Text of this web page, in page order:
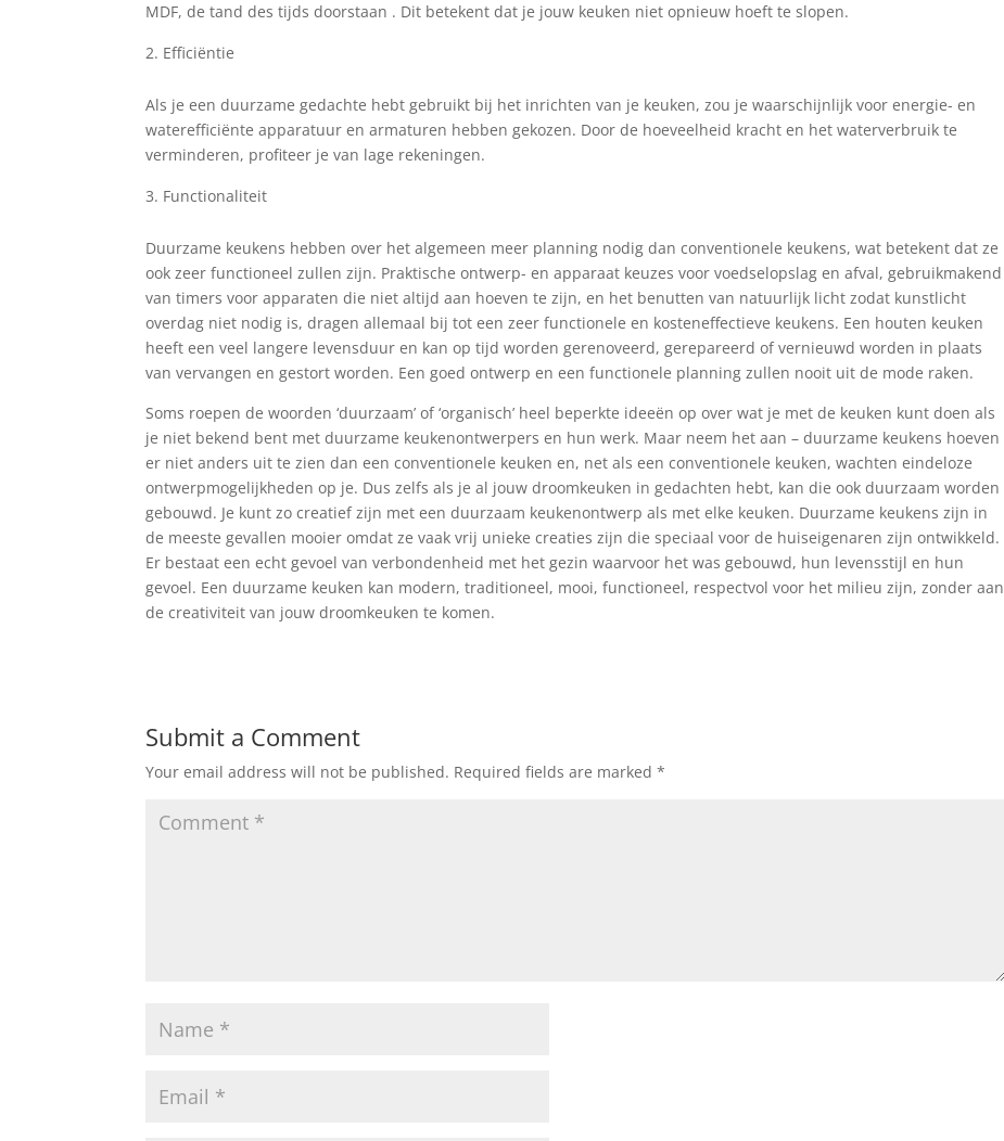
MDF, de tand des tijds doorstaan ​. Dit betekent dat je jouw keuken niet opnieuw hoeft te slopen.
Efficiëntie
Als je een duurzame gedachte hebt gebruikt bij het inrichten van je keuken, zou je waarschijnlijk voor energie- en
waterefficiënte apparatuur en armaturen hebben gekozen. Door de hoeveelheid kracht en het waterverbruik te
verminderen, profiteer je van lage rekeningen.
Functionaliteit
Duurzame keukens hebben over het algemeen meer planning nodig dan conventionele keukens, wat betekent dat ze
ook zeer functioneel zullen zijn. Praktische ontwerp- en apparaat keuzes voor voedselopslag en afval, gebruikmakend
van timers voor apparaten die niet altijd aan hoeven te zijn, en het benutten van natuurlijk licht zodat kunstlicht
overdag niet nodig is, dragen allemaal bij tot een zeer functionele en kosteneffectieve keukens. Een houten keuken
heeft een veel langere levensduur en kan op tijd worden gerenoveerd, gerepareerd of vernieuwd worden in plaats
van vervangen en gestort worden. Een goed ontwerp en een functionele planning zullen nooit uit de mode raken.
Soms roepen de woorden ‘duurzaam’ of ‘organisch’ heel beperkte ideeën op over wat je met de keuken kunt doen als
je niet bekend bent met duurzame keukenontwerpers en hun werk. Maar neem het aan – duurzame keukens hoeven
er niet anders uit te zien dan een conventionele keuken en, net als een conventionele keuken, wachten eindeloze
ontwerpmogelijkheden op je. Dus zelfs als je al jouw droomkeuken in gedachten hebt, kan die ook duurzaam worden
gebouwd. Je kunt zo creatief zijn met een duurzaam keukenontwerp als met elke keuken. Duurzame keukens zijn in
de meeste gevallen mooier omdat ze vaak vrij unieke creaties zijn die speciaal voor de huiseigenaren zijn ontwikkeld.
Er bestaat een echt gevoel van verbondenheid met het gezin waarvoor het was gebouwd, hun levensstijl en hun
gevoel. Een duurzame keuken kan modern, traditioneel, mooi, functioneel, respectvol voor het milieu zijn, zonder aan
de creativiteit van jouw droomkeuken te komen.
Submit a Comment
Your email address will not be published. Required fields are marked*